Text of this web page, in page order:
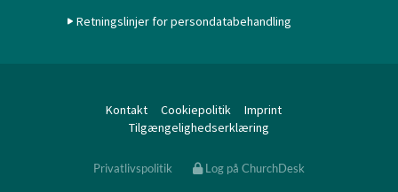
Retningslinjer for persondatabehandling
Kontakt Cookiepolitik
Imprint
Tilgængelighedserklæring
Privatlivspolitik Log på ChurchDesk